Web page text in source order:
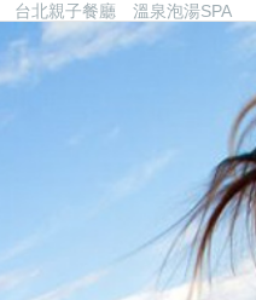
台北親子餐廳
溫泉泡湯SPA
日本親子景點